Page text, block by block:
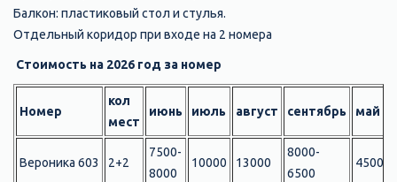
Балкон: пластиковый стол и стулья.
Отдельный коридор при входе на 2 номера
Стоимость на 2026 год за номер
Номер
кол
мест
июнь июль август сентябрь май
Вероника 603 2+2
7500-
8000
10000 13000
8000-
6500
4500